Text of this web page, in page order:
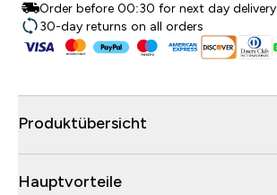
Order before 00:30 for next day delivery
30-day returns on all orders
Produktübersicht
Hauptvorteile